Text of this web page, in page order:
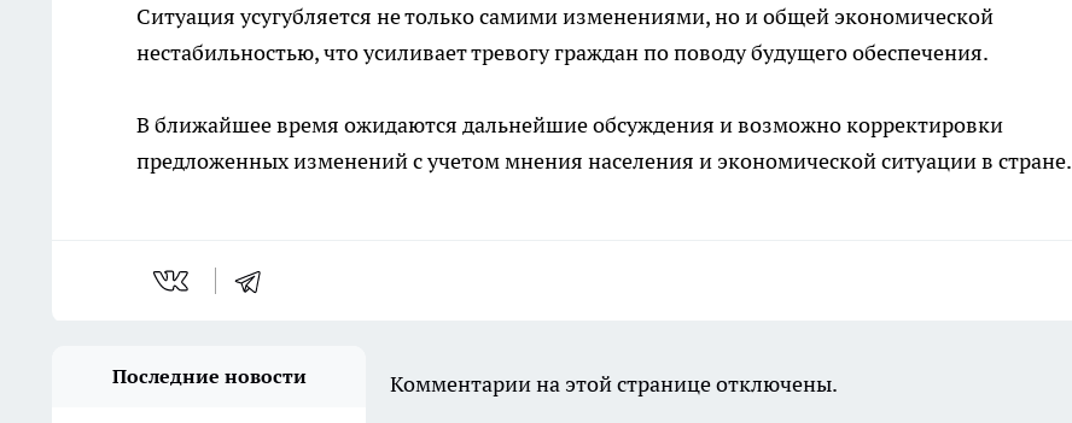
Ситуация усугубляется не только самими изменениями, но и общей экономической
нестабильностью, что усиливает тревогу граждан по поводу будущего обеспечения.
В ближайшее время ожидаются дальнейшие обсуждения и возможно корректировки
предложенных изменений с учетом мнения населения и экономической ситуации в стране.
Последние новости Комментарии на этой странице отключены.